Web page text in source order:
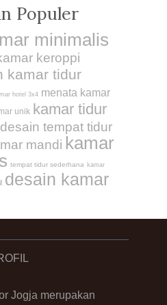
Populer
minimalis
keroppi
kamar tidur
hotel 3x4 menata kamar
unik kamar tidur
desain tempat tidur
mandi kamar
tempat tidur sederhana kamar
desain kamar
Jogja merupakan